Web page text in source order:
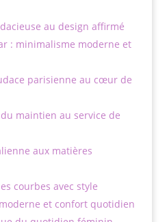
au design affirmé
: minimalisme moderne et
parisienne au cœur de
maintien au service de
aux matières
courbes avec style
et confort quotidien